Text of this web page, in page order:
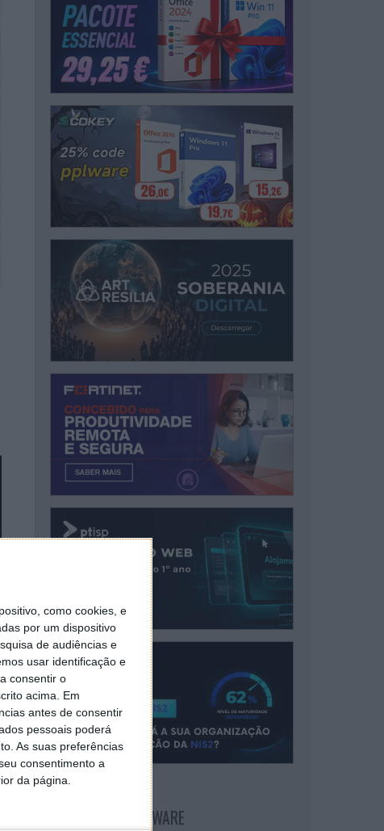
como cookies, e
por um dispositivo
de audiências e
usar identificação e
consentir o
acima. Em
antes de consentir
pessoais poderá
As suas preferências
consentimento a
da página.
NEWSLETTER PPLWARE